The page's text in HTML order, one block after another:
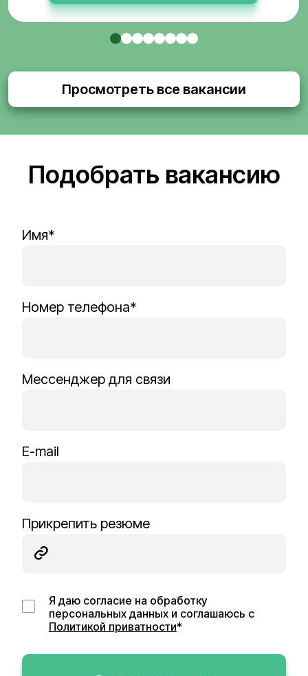
Просмотреть все вакансии
Подобрать вакансию
Имя*
Номер телефона*
Мессенджер для связи
E-mail
Прикрепить резюме
Я даю согласие на обработку
персональных данных и соглашаюсь с
Политикой приватности*